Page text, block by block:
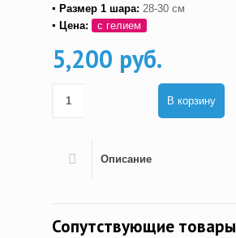
▪ Размер 1 шара: 28-30 см
▪ Цена:
с гелием
5,200 руб.
В корзину
Описание
Сопутствующие товары